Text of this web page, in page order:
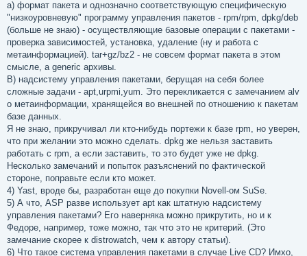
a) формат пакета и однозначно соответствующую специфическую
"низкоуровневую" программу управления пакетов - rpm/rpm, dpkg/deb
(больше не знаю) - осуществляющие базовые операции с пакетами -
проверка зависимостей, установка, удаление (ну и работа с
метаинформацией). tar+gz/bz2 - не совсем формат пакета в этом
смысле, а generic архивы.
B) надсистему управления пакетами, берущая на себя более
сложные задачи - apt,urpmi,yum. Это перекликается с замечанием alv
о метаинформации, хранящейся во внешней по отношению к пакетам
базе данных.
Я не знаю, прикручивал ли кто-нибудь портежи к базе rpm, но уверен,
что при желании это можно сделать. dpkg же нельзя заставить
работать с rpm, а если заставить, то это будет уже не dpkg.
Несколько замечаний и попыток разъяснений по фактической
стороне, поправьте если кто может.
4) Yast, вроде бы, разработан еще до покупки Novell-ом SuSe.
5) А что, ASP разве использует apt как штатную надсистему
управления пакетами? Его наверняка можно прикрутить, но и к
Федоре, например, тоже можно, так что это не критерий. (Это
замечание скорее к distrowatch, чем к автору статьи).
6) Что такое система управления пакетами в случае Live CD? Имхо,